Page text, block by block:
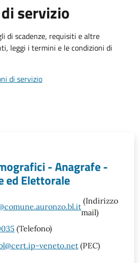
servizio
di scadenze, requisiti e altre
leggi i termini e le condizioni di
di servizio
- Anagrafe -
ed Elettorale
(Indirizzo
mail)
(Telefono)
veneto.net (PEC)